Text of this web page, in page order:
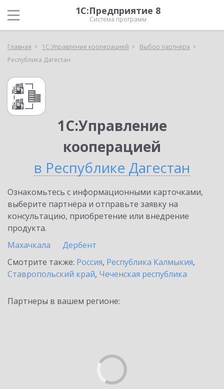
1С:Предприятие 8
Система программ
Главная 1С:Управление кооперацией
Выбор партнёра
Республика Дагестан
1С:Управление
кооперацией
в Республике Дагестан
Ознакомьтесь с информационными карточками,
выберите партнёра и отправьте заявку на
консультацию, приобретение или внедрение
продукта.
Махачкала
Дербент
Смотрите также: Россия, Республика Калмыкия,
Ставропольский край, Чеченская республика
Партнеры в вашем регионе: